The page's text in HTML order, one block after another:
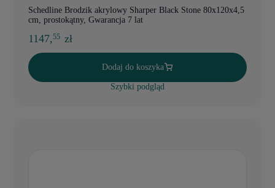
Schedline Brodzik akrylowy Sharper Black Stone 80x120x4,5
cm, prostokątny, Gwarancja 7 lat
1147,55 zł
Dodaj do koszyka
Szybki podgląd